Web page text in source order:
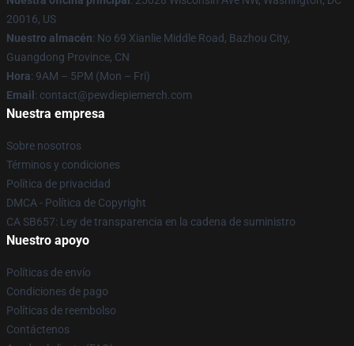
20016, US
Nuestro almacén: No 69 Xianlie Middle Road, Bazhou City,
Guangdong Province, CN
Hora: 9AM – 5PM (Mon – Fri)
Email : contact@pewdiepiemerch.com
Nuestra empresa
Sobre nosotros
Términos y condiciones
Política de privacidad
DMCA - Política de Copyright
CA SB657: Ley de transparencia en la cadena de suministro
Nuestro apoyo
Políticas de envío
Condiciones de pago
Políticas de reembolso
Contáctenos